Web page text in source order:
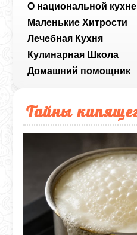
О национальной кухне
Маленькие Хитрости
Лечебная Кухня
Кулинарная Школа
Домашний помощник
Тайны